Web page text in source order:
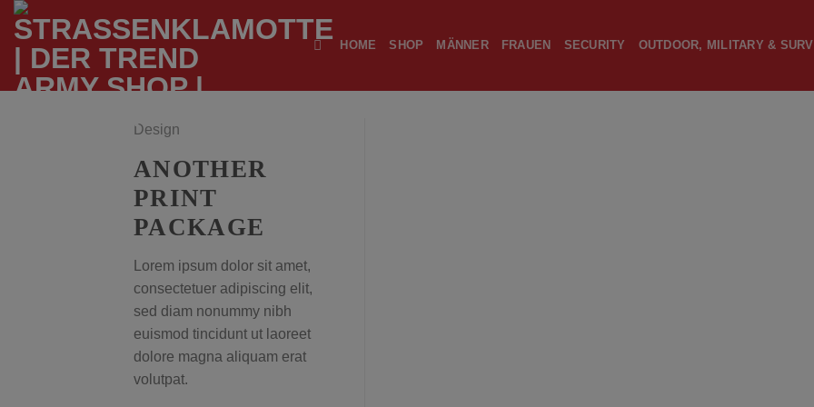
Zum
Inhalt
springen
HOME SHOP MÄNNER FRAUEN SECURITY OUTDOOR, MILITARY &
Design
ANOTHER
PRINT
PACKAGE
Lorem ipsum dolor sit amet,
consectetuer adipiscing elit,
sed diam nonummy nibh
euismod tincidunt ut laoreet
dolore magna aliquam erat
volutpat.